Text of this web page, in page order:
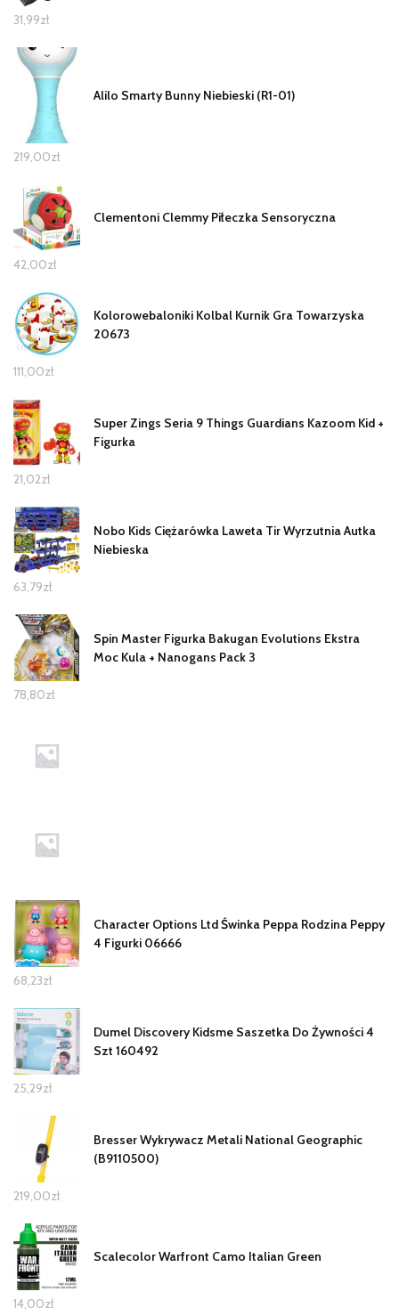
31,99zł
Alilo Smarty Bunny Niebieski (R1-01)
219,00zł
Clementoni Clemmy Piłeczka Sensoryczna
42,00zł
Kolorowebaloniki Kolbal Kurnik Gra Towarzyska
20673
111,00zł
Super Zings Seria 9 Things Guardians Kazoom Kid +
Figurka
21,02zł
Nobo Kids Ciężarówka Laweta Tir Wyrzutnia Autka
Niebieska
63,79zł
Spin Master Figurka Bakugan Evolutions Ekstra
Moc Kula + Nanogans Pack 3
78,80zł
Character Options Ltd Świnka Peppa Rodzina Peppy
4 Figurki 06666
68,23zł
Dumel Discovery Kidsme Saszetka Do Żywności 4
Szt 160492
25,29zł
Bresser Wykrywacz Metali National Geographic
(B9110500)
219,00zł
Scalecolor Warfront Camo Italian Green
14,00zł